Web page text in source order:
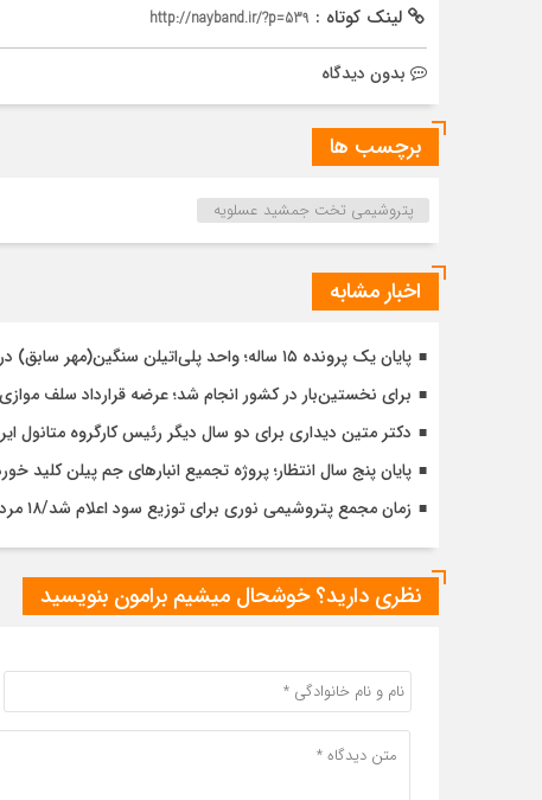
لینک کوتاه : http://nayband.ir/?p=539
بدون دیدگاه
برچسب ها
پتروشیمی تخت جمشید عسلویه
اخبار مشابه
پایان یک پرونده ۱۵ ساله؛ واحد پلی‌اتیلن سنگین(مهر سابق) در مالکیت پتروشیمی جم قرار گرفت
برای نخستین‌بار در کشور انجام شد؛ عرضه قرارداد سلف
دکتر متین دیداری برای دو سال دیگر رئیس کارگروه متانول
پایان پنج سال انتظار؛ پروژه تجمیع انبارهای جم پیلن کلید
زمان مجمع پتروشیمی نوری برای توزیع سود اعلام شد/۱۸ مرداد در تهران
نظری دارید؟ خوشحال میشیم برامون بنویسید